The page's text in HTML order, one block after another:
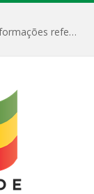
Relatórios Detalhados contendo todas as informações referentes a execução de recursos destinados ao fomento de projetos culturais no Município de Jacundá entre os anos de 2022 ao presente ano de 2026.